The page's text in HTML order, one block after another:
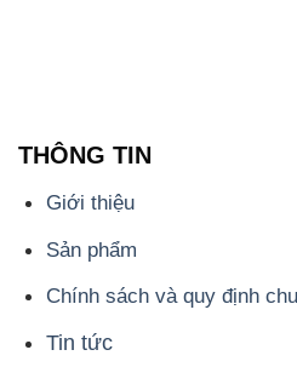
THÔNG TIN
Giới thiệu
Sản phẩm
Chính sách và quy định
Tin tức